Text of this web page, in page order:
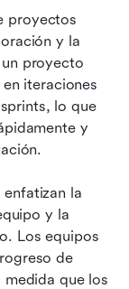
proyectos
y la
proyecto
iteraciones
lo que
y
enfatizan la
y la
Los equipos
de
que los